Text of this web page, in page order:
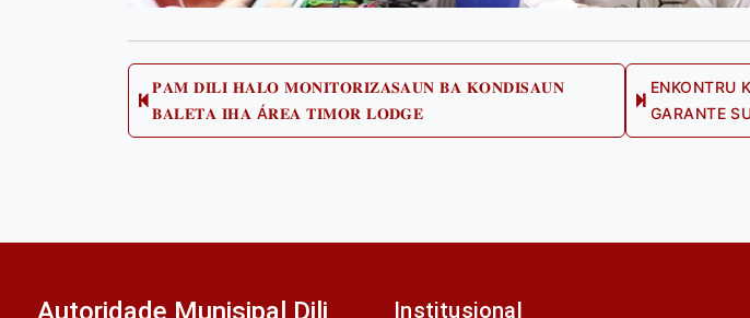
Post
Previous
post:
𝐏𝐀𝐌 𝐃𝐈𝐋𝐈 𝐇𝐀𝐋𝐎 𝐌𝐎𝐍𝐈𝐓𝐎𝐑𝐈𝐙𝐀𝐒𝐀𝐔𝐍 𝐁𝐀 𝐊𝐎𝐍𝐃𝐈𝐒𝐀𝐔𝐍
𝐁𝐀𝐋𝐄𝐓𝐀 𝐈𝐇𝐀 Á𝐑𝐄𝐀 𝐓𝐈𝐌𝐎𝐑 𝐋𝐎𝐃𝐆𝐄
ENKONTRU
GARANTE
Autoridade Munisipal Dili Institusional